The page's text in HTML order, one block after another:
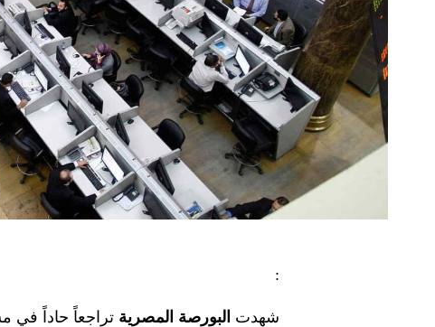
:
شهدت البورصة المصرية